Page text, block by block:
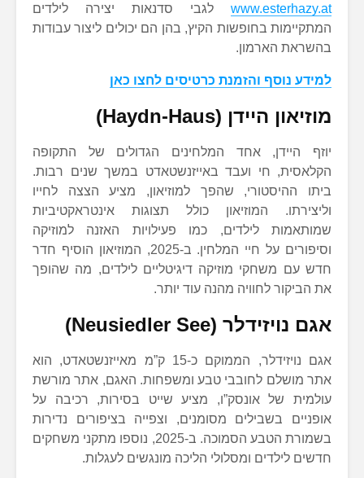
www.esterhazy.at לגבי סדנאות יצירה לילדים
המתקיימות בחופשות הקיץ, בהן הם יכולים ליצור עבודות
בהשראת הארמון.
למידע נוסף והזמנת כרטיסים לחצו כאן
מוזיאון היידן (Haydn-Haus)
יוזף היידן, אחד המלחינים הגדולים של התקופה
הקלאסית, חי ועבד באייזנשטאדט במשך שנים רבות.
ביתו ההיסטורי, שהפך למוזיאון, מציע הצצה לחייו
וליצירתו. המוזיאון כולל תצוגות אינטראקטיביות
שמותאמות לילדים, כמו פעילויות האזנה למוזיקה
וסיפורים על חיי המלחין. ב-2025, המוזיאון הוסיף חדר
חדש עם משחקי מוזיקה דיגיטליים לילדים, מה שהופך
את הביקור לחוויה מהנה עוד יותר.
אגם נויזידלר (Neusiedler See)
אגם נויזידלר, הממוקם כ-15 ק”מ מאייזנשטאדט, הוא
אתר מושלם לחובבי טבע ומשפחות. האגם, אתר מורשת
עולמית של אונסק”ו, מציע שייט בסירות, רכיבה על
אופניים בשבילים מסומנים, וצפייה בציפורים נדירות
בשמורת הטבע הסמוכה. ב-2025, נוספו מתקני משחקים
חדשים לילדים ומסלולי הליכה מונגשים לעגלות.